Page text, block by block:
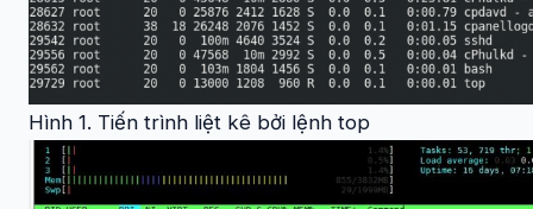
Hình 1. Tiến trình liệt kê bởi lệnh top